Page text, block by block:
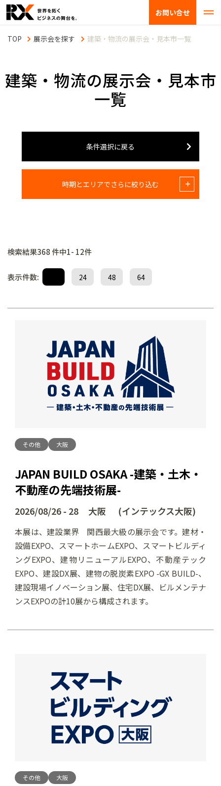
お問い合せ
展示会を探す 建築・物流の展示会・見本市一覧
建築・物流の展示会・見本市
一覧
条件選択に戻る
時期とエリアでさらに絞り込む
検索結果368 件中1- 12件
表示件数: 24 48 64
その他 大阪
JAPAN BUILD OSAKA -建築・土木・
不動産の先端技術展-
2026/08/26 - 28 大阪 (インテックス大阪)
本展は、建設業界 関西最大級の展示会です。建材・
設備EXPO、スマートホームEXPO、スマートビルディ
ングEXPO、建物リニューアルEXPO、不動産テック
EXPO、建設DX展、建物の脱炭素EXPO -GX BUILD-、
建設現場イノベーション展、住宅DX展、ビルメンテナ
ンスEXPOの計10展から構成されます。
その他 大阪